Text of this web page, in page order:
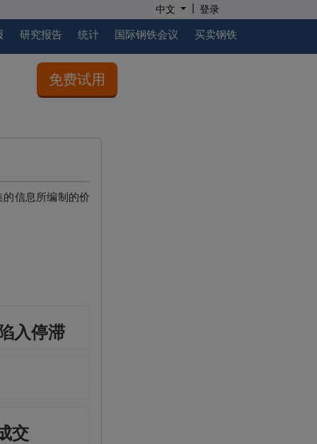
中文 | 登录
研究报告 统计 国际钢铁会议 买卖钢铁
免费试用
信息所编制的价
入停滞
交